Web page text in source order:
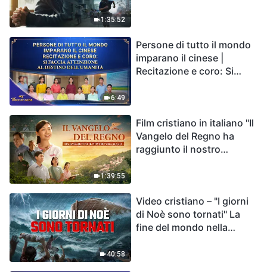
1:35:52
Regno di Dio?
6:49
Persone di tutto il mondo
imparano il cinese |
Recitazione e coro: Si
1:39:55
Film cristiano in italiano "Il
Vangelo del Regno ha
raggiunto il nostro
40:58
Video cristiano – "I giorni
di Noè sono tornati" La
fine del mondo nella